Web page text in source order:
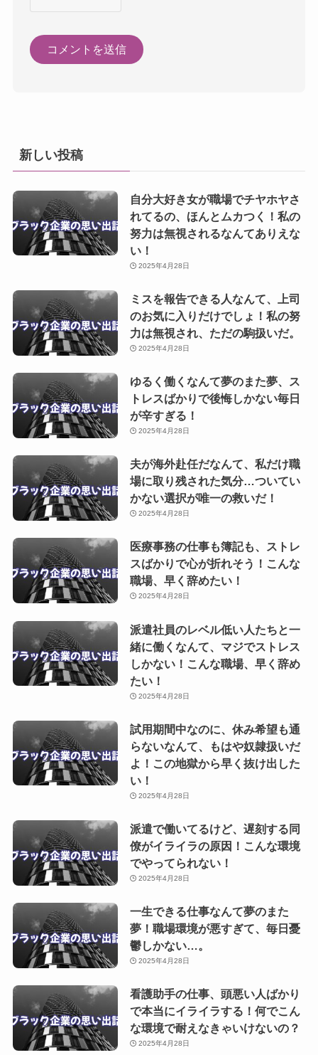
新しい投稿
自分大好き女が職場でチヤホヤさ
れてるの、ほんとムカつく！私の
努力は無視されるなんてありえな
い！
2025年4月28日
ミスを報告できる人なんて、上司
のお気に入りだけでしょ！私の努
力は無視され、ただの駒扱いだ。
2025年4月28日
ゆるく働くなんて夢のまた夢、ス
トレスばかりで後悔しかない毎日
が辛すぎる！
2025年4月28日
夫が海外赴任だなんて、私だけ職
場に取り残された気分…ついてい
かない選択が唯一の救いだ！
2025年4月28日
医療事務の仕事も簿記も、ストレ
スばかりで心が折れそう！こんな
職場、早く辞めたい！
2025年4月28日
派遣社員のレベル低い人たちと一
緒に働くなんて、マジでストレス
しかない！こんな職場、早く辞め
たい！
2025年4月28日
試用期間中なのに、休み希望も通
らないなんて、もはや奴隷扱いだ
よ！この地獄から早く抜け出した
い！
2025年4月28日
派遣で働いてるけど、遅刻する同
僚がイライラの原因！こんな環境
でやってられない！
2025年4月28日
一生できる仕事なんて夢のまた
夢！職場環境が悪すぎて、毎日憂
鬱しかない…。
2025年4月28日
看護助手の仕事、頭悪い人ばかり
で本当にイライラする！何でこん
な環境で耐えなきゃいけないの？
2025年4月28日